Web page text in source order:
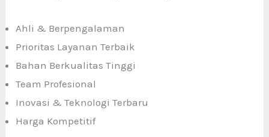
Ahli & Berpengalaman
Prioritas Layanan Terbaik
Bahan Berkualitas Tinggi
Team Profesional
Inovasi & Teknologi Terbaru
Harga Kompetitif